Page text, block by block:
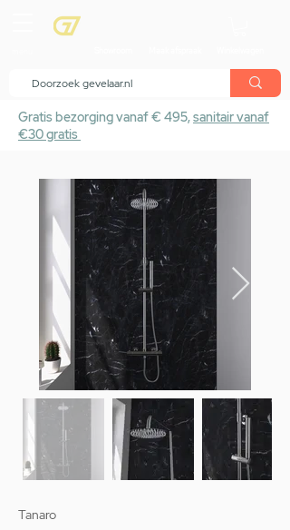
Gratis bezorging vanaf € 495,sanitair vanaf
€30 gratis
Tanaro